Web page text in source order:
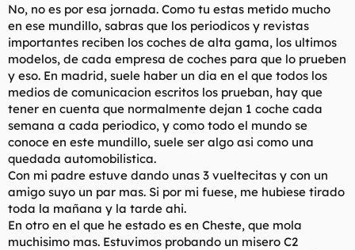
No, no es por esa jornada. Como tu estas metido mucho
en ese mundillo, sabras que los periodicos y revistas
importantes reciben los coches de alta gama, los ultimos
modelos, de cada empresa de coches para que lo prueben
y eso. En madrid, suele haber un dia en el que todos los
medios de comunicacion escritos los prueban, hay que
tener en cuenta que normalmente dejan 1 coche cada
semana a cada periodico, y como todo el mundo se
conoce en este mundillo, suele ser algo asi como una
quedada automobilistica.
Con mi padre estuve dando unas 3 vueltecitas y con un
amigo suyo un par mas. Si por mi fuese, me hubiese tirado
toda la mañana y la tarde ahi.
En otro en el que he estado es en Cheste, que mola
muchisimo mas. Estuvimos probando un misero C2